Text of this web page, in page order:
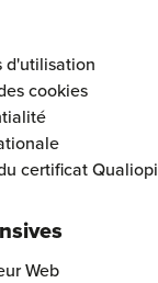
d'utilisation
cookies
certificat Qualiopi
Web